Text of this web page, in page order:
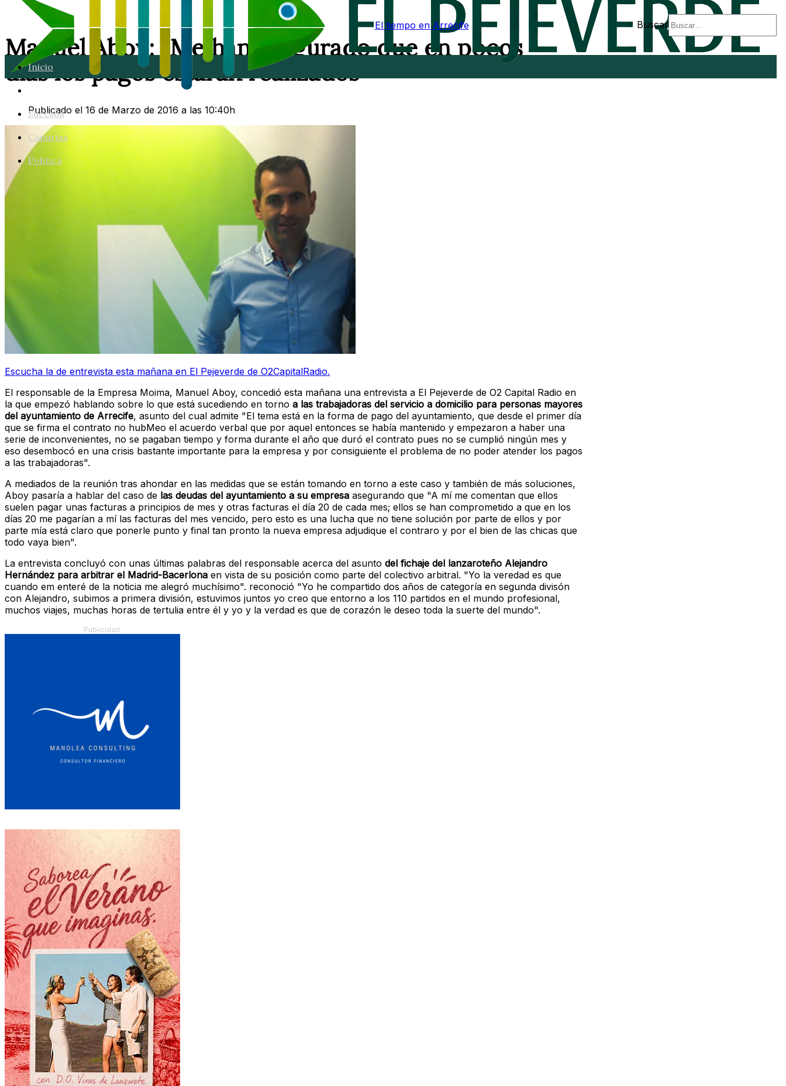
El tiempo en Arrecife Buscar
Inicio
Sucesos
Canarias
Política
Manuel Aboy: "Me han asegurado que en pocos
días los pagos estarán realizados"
Publicado el 16 de Marzo de 2016 a las 10:40h
Escucha la de entrevista esta mañana en El Pejeverde de O2CapitalRadio.
El responsable de la Empresa Moima, Manuel Aboy, concedió esta mañana una entrevista a El Pejeverde de O2 Capital Radio en
la que empezó hablando sobre lo que está sucediendo en torno a las trabajadoras del servicio a domicilio para personas mayores
del ayuntamiento de Arrecife, asunto del cual admite "El tema está en la forma de pago del ayuntamiento, que desde el primer día
que se firma el contrato no hubMeo el acuerdo verbal que por aquel entonces se había mantenido y empezaron a haber una
serie de inconvenientes, no se pagaban tiempo y forma durante el año que duró el contrato pues no se cumplió ningún mes y
eso desembocó en una crisis bastante importante para la empresa y por consiguiente el problema de no poder atender los pagos
a las trabajadoras".
A mediados de la reunión tras ahondar en las medidas que se están tomando en torno a este caso y también de más soluciones,
Aboy pasaría a hablar del caso de las deudas del ayuntamiento a su empresa asegurando que "A mí me comentan que ellos
suelen pagar unas facturas a principios de mes y otras facturas el día 20 de cada mes; ellos se han comprometido a que en los
días 20 me pagarían a mí las facturas del mes vencido, pero esto es una lucha que no tiene solución por parte de ellos y por
parte mía está claro que ponerle punto y final tan pronto la nueva empresa adjudique el contraro y por el bien de las chicas que
todo vaya bien".
La entrevista concluyó con unas últimas palabras del responsable acerca del asunto del fichaje del lanzaroteño Alejandro
Hernández para arbitrar el Madrid-Bacerlona en vista de su posición como parte del colectivo arbitral. "Yo la veredad es que
cuando em enteré de la noticia me alegró muchísimo". reconoció "Yo he compartido dos años de categoría en segunda divisón
con Alejandro, subimos a primera división, estuvimos juntos yo creo que entorno a los 110 partidos en el mundo profesional,
muchos viajes, muchas horas de tertulia entre él y yo y la verdad es que de corazón le deseo toda la suerte del mundo".
Publicidad